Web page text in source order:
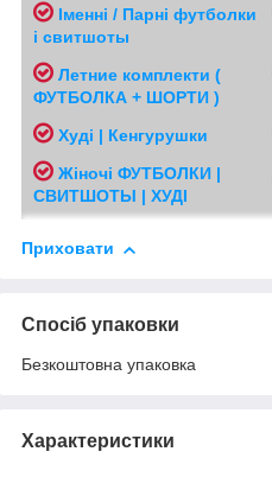
Іменні / Парні футболки
і свитшоты
Летние комплекти (
ФУТБОЛКА + ШОРТИ )
Худі | Кенгурушки
Жіночі ФУТБОЛКИ |
СВИТШОТЫ | ХУДІ
Приховати
Спосіб упаковки
Безкоштовна упаковка
Характеристики